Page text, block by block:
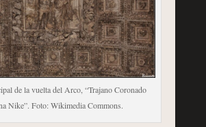
de la vuelta del Arco, “Trajano Coronado
Nike”. Foto: Wikimedia Commons.